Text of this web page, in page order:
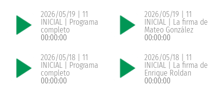
2026/05/19 | 11
INICIAL | Programa
completo
00:00:00
2026/05/19 | 11
INICIAL | La firma de
Mateo González
00:00:00
2026/05/18 | 11
INICIAL | Programa
completo
00:00:00
2026/05/18 | 11
INICIAL | La firma de
Enrique Roldan
00:00:00